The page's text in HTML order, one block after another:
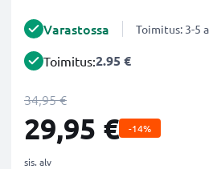
Varastossa Toimitus: 3-5
Toimitus:2.95 €
34,95 €
29,95 € -14%
sis. alv